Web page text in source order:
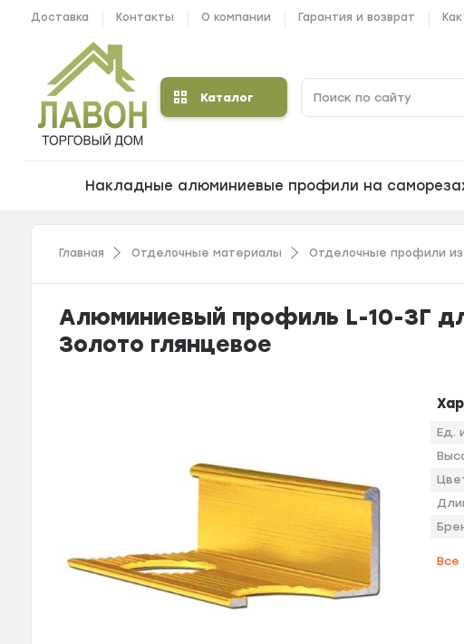
Доставка Контакты О компании Гарантия и возврат
Каталог
Накладные алюминиевые профили на
Главная Отделочные материалы Отделочные профили
Алюминиевый профиль L-10-ЗГ
Золото глянцевое
Ед.
Все